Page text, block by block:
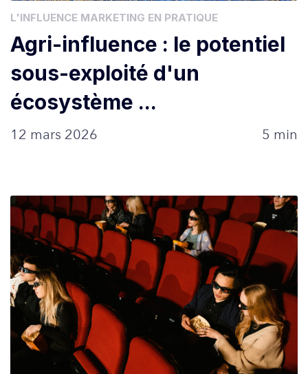
L'INFLUENCE MARKETING EN PRATIQUE
Agri-influence : le potentiel
sous-exploité d'un
écosystème ...
12 mars 2026 5 min